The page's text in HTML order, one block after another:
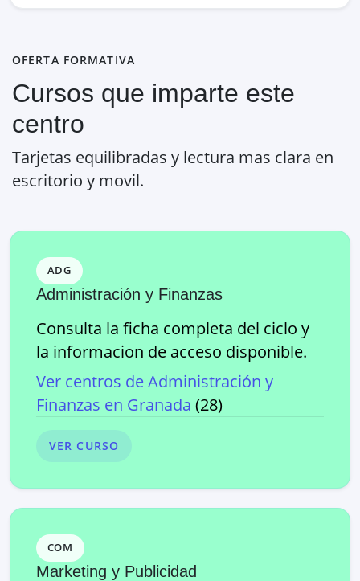
OFERTA FORMATIVA
Cursos que imparte este
centro
Tarjetas equilibradas y lectura mas clara en
escritorio y movil.
ADG
Administración y Finanzas
Consulta la ficha completa del ciclo y
la informacion de acceso disponible.
Ver centros deAdministración y
Finanzas en Granada (28)
VER CURSO
COM
Marketing y Publicidad